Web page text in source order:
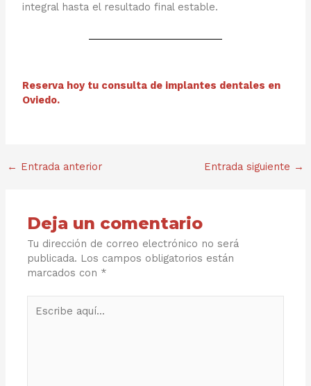
integral hasta el resultado final estable.
Reserva hoy tu consulta de implantes dentales en
Oviedo.
← Entrada anterior Entrada siguiente →
Deja un comentario
Tu dirección de correo electrónico no será
publicada. Los campos obligatorios están
marcados con *
aquí...